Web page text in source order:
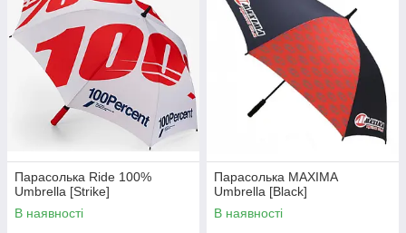
Парасолька Ride 100%
Umbrella [Strike]
В наявності
Парасолька MAXIMA
Umbrella [Black]
В наявності